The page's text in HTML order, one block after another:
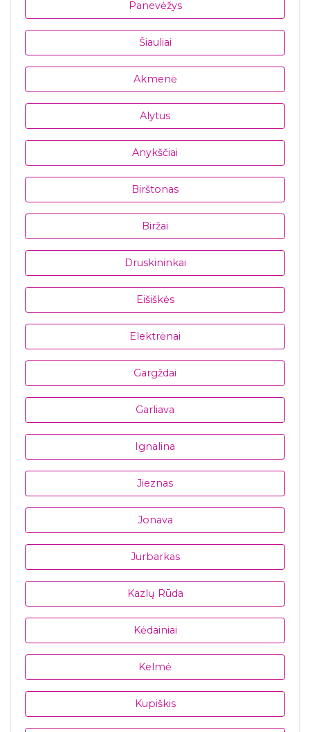
Panevėžys
Šiauliai
Akmenė
Alytus
Anykščiai
Birštonas
Biržai
Druskininkai
Eišiškės
Elektrėnai
Gargždai
Garliava
Ignalina
Jieznas
Jonava
Jurbarkas
Kazlų Rūda
Kėdainiai
Kelmė
Kupiškis